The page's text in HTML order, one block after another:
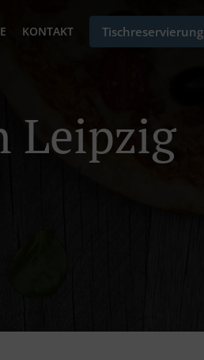
KONTAKT Tischreservierung
Leipzig